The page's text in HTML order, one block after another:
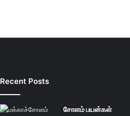
Recent Posts
சோளம் பயன்கள்